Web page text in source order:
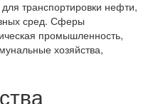
транспортировки нефти,
сред. Сферы
промышленность,
хозяйства,